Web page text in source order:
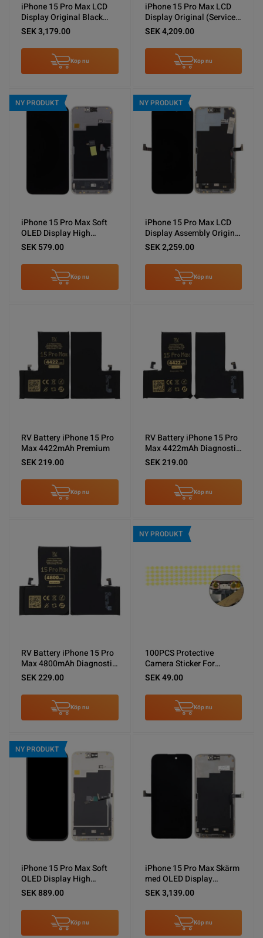
iPhone 15 Pro Max LCD
Display Original Black
(Second- hand) with flex
have diagnostic pass
SEK 3,179.00
Köp nu
iPhone 15 Pro Max LCD
Display Original (Service
new+ Sensor run
diagnose)
SEK 4,209.00
Köp nu
NY PRODUKT
iPhone 15 Pro Max Soft
OLED Display High
Quality Black( (DD brand)
SEK 579.00
Köp nu
NY PRODUKT
iPhone 15 Pro Max LCD
Display Assembly Original
changed glass with flex
have diagnostic pass
SEK 2,259.00
Köp nu
RV Battery iPhone 15 Pro
Max 4422mAh Premium
SEK 219.00
Köp nu
RV Battery iPhone 15 Pro
Max 4422mAh Diagnostic
Pass Original
SEK 219.00
Köp nu
RV Battery iPhone 15 Pro
Max 4800mAh Diagnostic
Pass High
SEK 229.00
Köp nu
NY PRODUKT
100PCS Protective
Camera Sticker For
lPhone 6G-15Promax
DoMatrix replacement
Protect Tool
SEK 49.00
Köp nu
NY PRODUKT
iPhone 15 Pro Max Soft
OLED Display High
Quality Black(DD brand)
SEK 889.00
Köp nu
iPhone 15 Pro Max Skärm
med OLED Display
Original (Tagen från ny
iPhone)
SEK 3,139.00
Köp nu